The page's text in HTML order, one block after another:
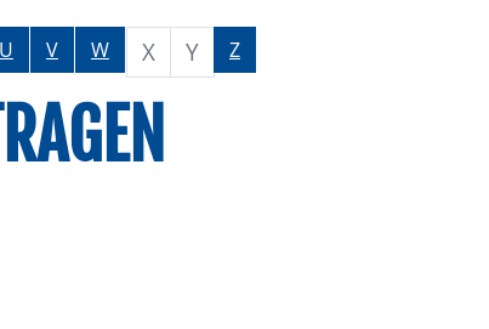
U V W X Y Z